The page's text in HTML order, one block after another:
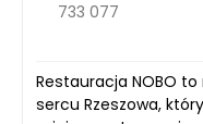
733 077
Restauracja NOBO
sercu Rzeszowa,